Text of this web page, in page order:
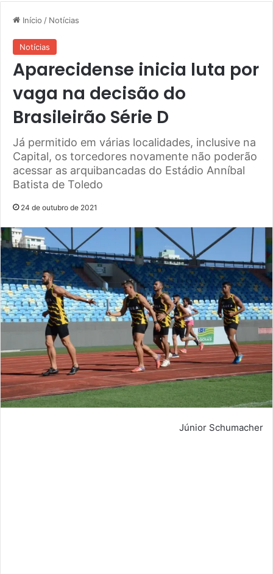
Início / Notícias
Notícias
Aparecidense inicia luta por
vaga na decisão do
Brasileirão Série D
Já permitido em várias localidades, inclusive na
Capital, os torcedores novamente não poderão
acessar as arquibancadas do Estádio Anníbal
Batista de Toledo
24 de outubro de 2021
Júnior Schumacher